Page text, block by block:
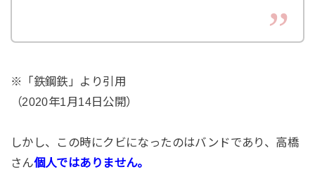
※「鉄鋼鉄」より引用
（2020年1月14日公開）
しかし、この時にクビになったのはバンドであり、高橋
さん個人ではありません。